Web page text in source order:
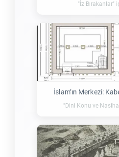
"İz Bırakanlar"
İslam’ın Merkezi:
"Dini Konu ve